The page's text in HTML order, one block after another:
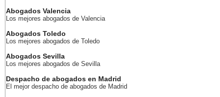
Abogados Valencia
Los mejores abogados de Valencia
Abogados Toledo
Los mejores abogados de Toledo
Abogados Sevilla
Los mejores abogados de Sevilla
Despacho de abogados en Madrid
El mejor despacho de abogados de Madrid